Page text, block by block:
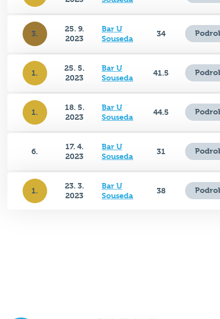
3.
25. 9.
2023
Bar U
Souseda
34
1.
25. 5.
2023
Bar U
Souseda
41.5
1.
18. 5.
2023
Bar U
Souseda
44.5
6.
17. 4.
2023
Bar U
Souseda
31
1.
23. 3.
2023
Bar U
Souseda
38